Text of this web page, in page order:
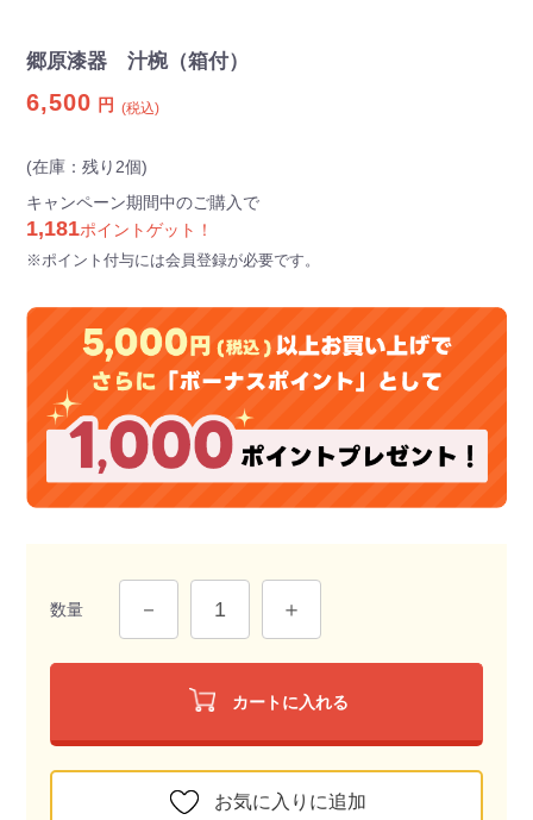
郷原漆器 汁椀（箱付）
6,500 円 (税込)
(在庫：残り2個)
キャンペーン期間中のご購入で
1,181ポイントゲット！
※ポイント付与には会員登録が必要です。
数量
カートに入れる
お気に入りに追加